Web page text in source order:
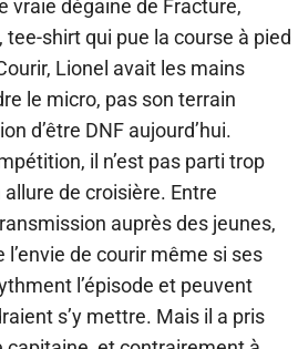
vraie dégaine de Fracture,
shirt qui pue la course à pied
Lionel avait les mains
le micro, pas son terrain
d’être DNF aujourd’hui.
il n’est pas parti trop
de croisière. Entre
auprès des jeunes,
l’envie de courir même si ses
l’épisode et peuvent
s’y mettre. Mais il a pris